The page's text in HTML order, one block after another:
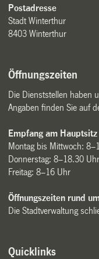
Postadresse
Stadt Winterthur
8403 Winterthur
Öffnungszeiten
Die Dienststellen haben
Angaben finden Sie auf
Empfang am Hauptsitz
Montag bis Mittwoch:
Donnerstag: 8–18.30 Uhr
Freitag: 8–16 Uhr
Öffnungszeiten rund
Die Stadtverwaltung
Quicklinks